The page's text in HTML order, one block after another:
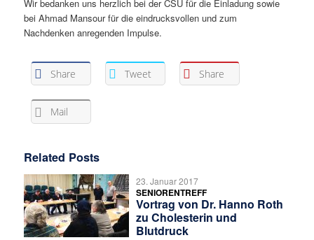
Wir bedanken uns herzlich bei der CSU für die Einladung sowie
bei Ahmad Mansour für die eindrucksvollen und zum
Nachdenken anregenden Impulse.
Share Tweet Share
Mail
Related Posts
23. Januar 2017
SENIORENTREFF
Vortrag von Dr. Hanno Roth
zu Cholesterin und
Blutdruck